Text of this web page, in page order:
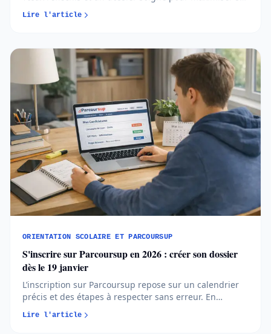
anticiper chaque étape permet d’aborder l’orientation
Lire l'article
ORIENTATION SCOLAIRE ET PARCOURSUP
S'inscrire sur Parcoursup en 2026 : créer son dossier
dès le 19 janvier
L’inscription sur Parcoursup repose sur un calendrier
précis et des étapes à respecter sans erreur. En
comprenant quand et comment créer votre dossier,
vous avancez plus sereinement et évitez les oublis
Lire l'article